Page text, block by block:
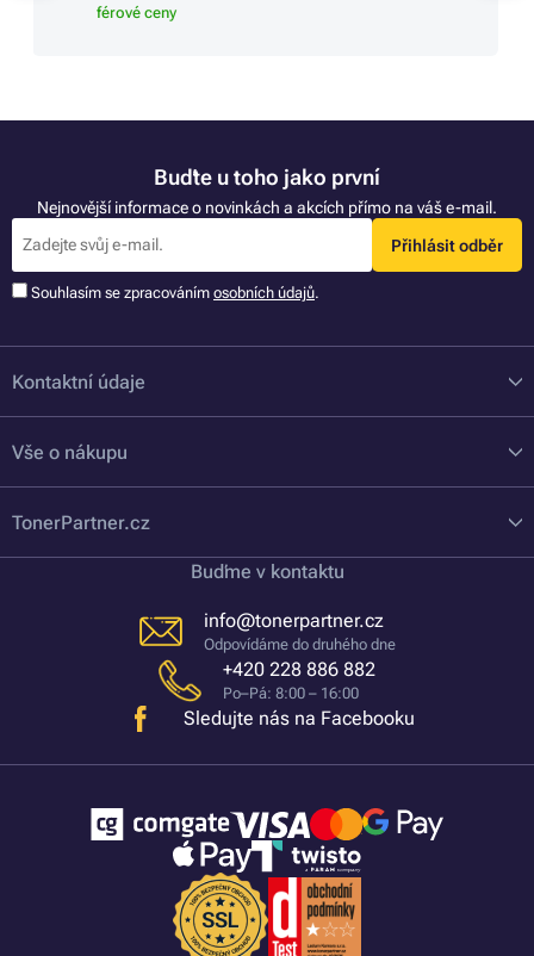
férové ceny
Buďte u toho jako první
Nejnovější informace o novinkách a akcích přímo na váš e-mail.
Přihlásit odběr
Souhlasím se zpracováním osobních údajů.
Kontaktní údaje
Vše o nákupu
TonerPartner.cz
Buďme v kontaktu
info@tonerpartner.cz
Odpovídáme do druhého dne
+420 228 886 882
Po–Pá: 8:00 – 16:00
Sledujte nás na Facebooku